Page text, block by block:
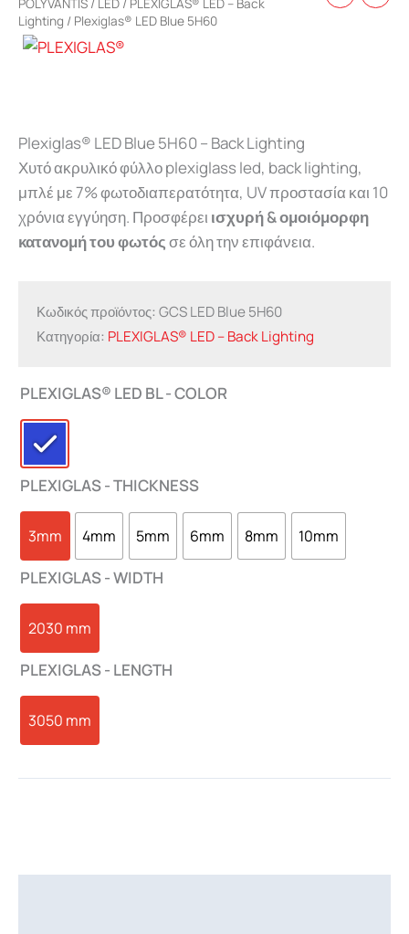
POLYVANTIS / LED / PLEXIGLAS® LED – Back
Lighting / Plexiglas® LED Blue 5H60
Plexiglas® LED Blue 5H60 – Back Lighting
Χυτό ακρυλικό φύλλο plexiglass led, back lighting,
μπλέ με 7% φωτοδιαπερατότητα, UV προστασία και 10
χρόνια εγγύηση. Προσφέρει ισχυρή & ομοιόμορφη
κατανομή του φωτόςσε όλη την επιφάνεια.
Κωδικός προϊόντος: GCS LED Blue 5H60
Κατηγορία: PLEXIGLAS® LED – Back Lighting
PLEXIGLAS® LED BL - COLOR
PLEXIGLAS - THICKNESS
3mm 4mm 5mm 6mm 8mm 10mm
PLEXIGLAS - WIDTH
2030 mm
PLEXIGLAS - LENGTH
3050 mm